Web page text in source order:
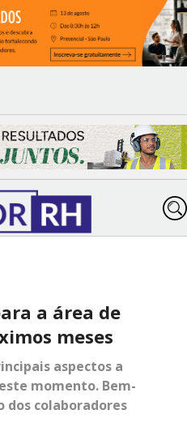
a área de
meses
aspectos a
momento. Bem-
colaboradores